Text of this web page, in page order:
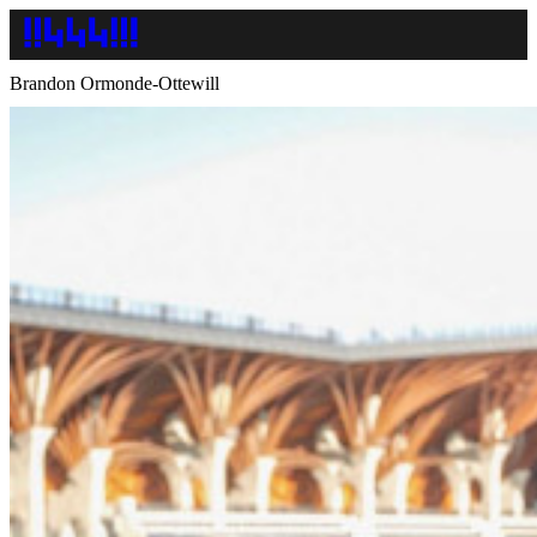
Brandon Ormonde-Ottewill